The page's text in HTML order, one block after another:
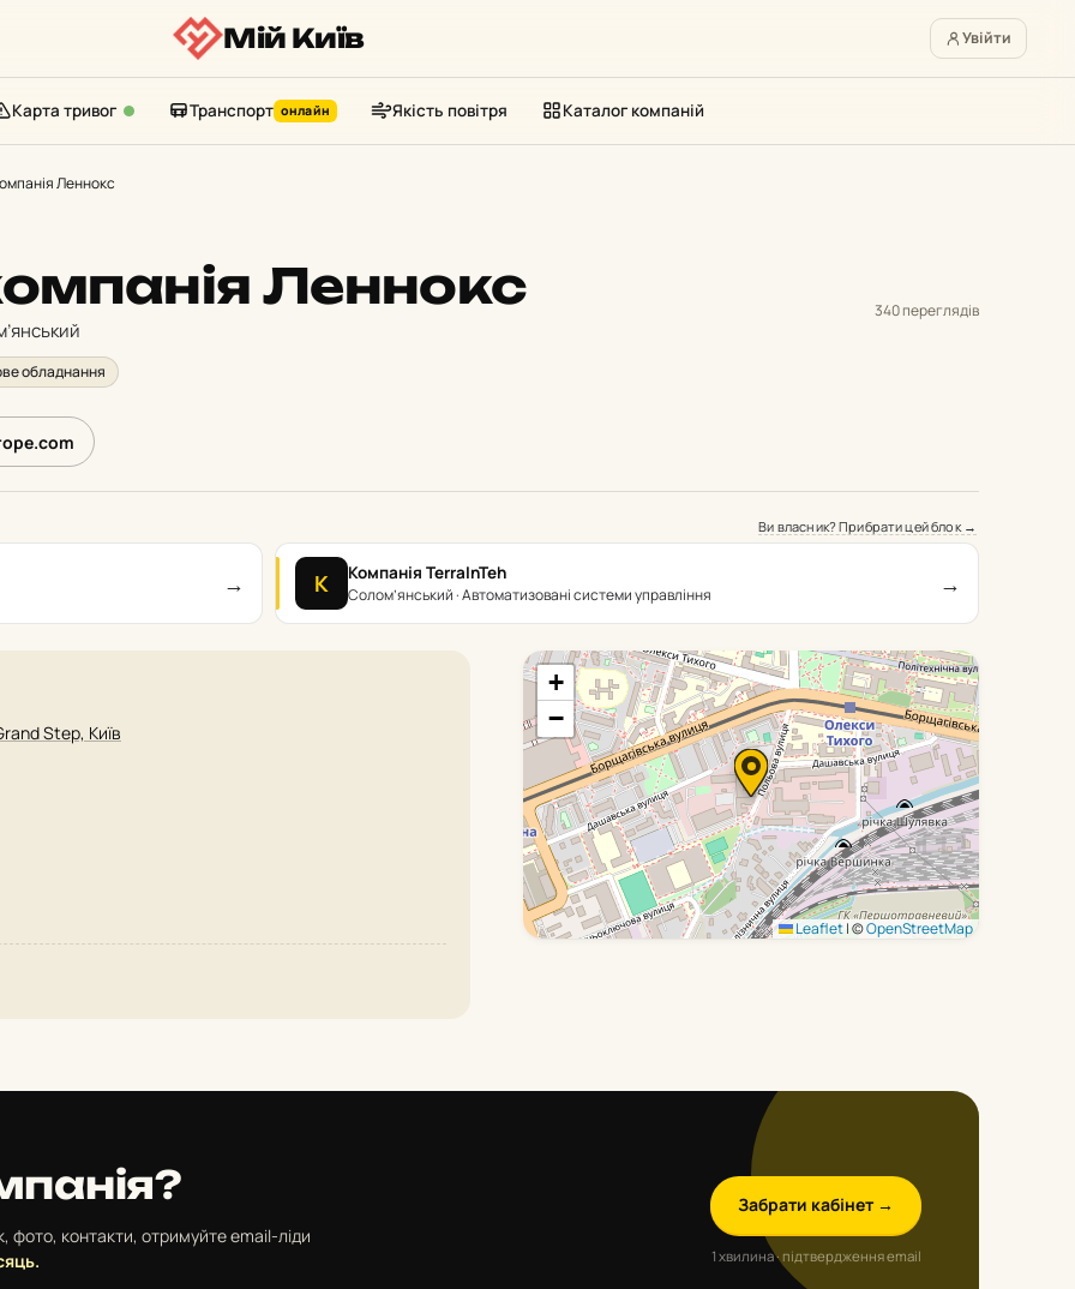
Мій Київ Увійти
Карта тривог Транспорт онлайн Якість повітря Каталог компаній
Леннокс
Леннокс
обладнання
340 переглядів
Ви власник? Прибрати цей блок →
→ К Компанія TerraInTeh
Солом’янський · Автоматизовані системи управління →
Step, Київ
+
−
Leaflet|©OpenStreetMap
фото, контакти, отримуйте email-ліди
Забрати кабінет →
1 хвилина · підтвердження email